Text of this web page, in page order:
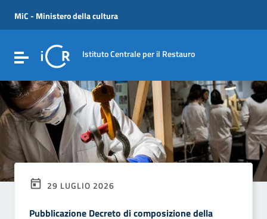
Vai al menu di navigazione
Vai al footer
MiC - Ministero della cultura
Attiva / disattiva la navigazione
Istituto Centrale per il Restauro
29 LUGLIO 2026
Pubblicazione Decreto di composizione della